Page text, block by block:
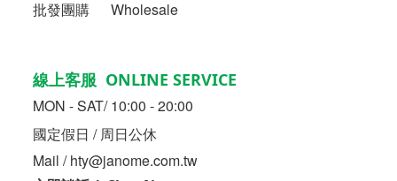
批發團購 Wholesale
線上客服 ONLINE SERVICE
MON - SAT/ 10:00 - 20:00
國定假日 / 周日公休
Mail / hty@janome.com.tw